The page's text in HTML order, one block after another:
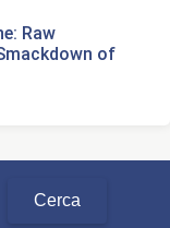
Raw
of